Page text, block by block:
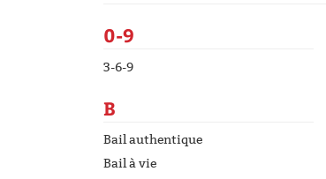
0-9
3-6-9
B
Bail authentique
Bail à vie